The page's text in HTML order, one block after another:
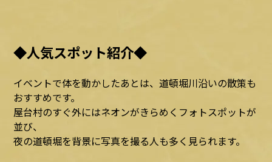
◆人気スポット紹介◆
イベントで体を動かしたあとは、道頓堀川沿いの散策も
おすすめです。
屋台村のすぐ外にはネオンがきらめくフォトスポットが
並び、
夜の道頓堀を背景に写真を撮る人も多く見られます。